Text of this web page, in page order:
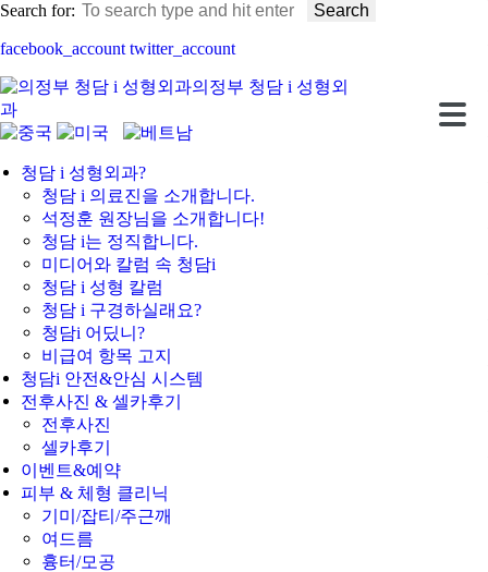
Search for:
facebook_account twitter_account
회원가입
의정부 청담 i 성형외
과
청담 i 성형외과?
청담 i 의료진을 소개합니다.
석정훈 원장님을 소개합니다!
청담 i는 정직합니다.
미디어와 칼럼 속 청담i
청담 i 성형 칼럼
청담 i 구경하실래요?
청담i 어딨니?
비급여 항목 고지
청담i 안전&안심 시스템
전후사진 & 셀카후기
전후사진
셀카후기
이벤트&예약
피부 & 체형 클리닉
기미/잡티/주근깨
여드름
흉터/모공